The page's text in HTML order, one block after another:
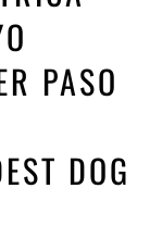
PASO
DOG